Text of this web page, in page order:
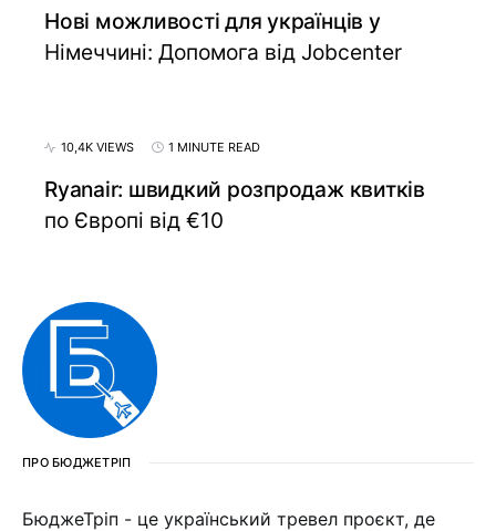
Нові можливості для українців у
Німеччині: Допомога від Jobcenter
10,4K VIEWS 1 MINUTE READ
Ryanair: швидкий розпродаж квитків
по Європі від €10
ПРО БЮДЖЕТРІП
БюджеТріп - це український тревел проєкт, де